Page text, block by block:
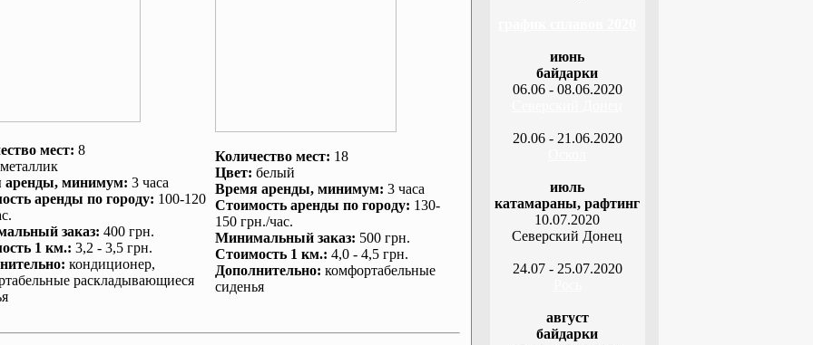
мест: 8
металлик
аренды, минимум: 3 часа
аренды по городу: 100-120
заказ: 400 грн.
1 км.: 3,2 - 3,5 грн.
: кондиционер,
раскладывающиеся
Количество мест: 18
Цвет: белый
Время аренды, минимум: 3 часа
Стоимость аренды по городу: 130-
150 грн./час.
Минимальный заказ: 500 грн.
Стоимость 1 км.: 4,0 - 4,5 грн.
Дополнительно: комфортабельные
сиденья
июнь
байдарки
06.06 - 08.06.2020
20.06 - 21.06.2020
июль
катамараны, рафтинг
10.07.2020
Северский Донец
24.07 - 25.07.2020
август
байдарки